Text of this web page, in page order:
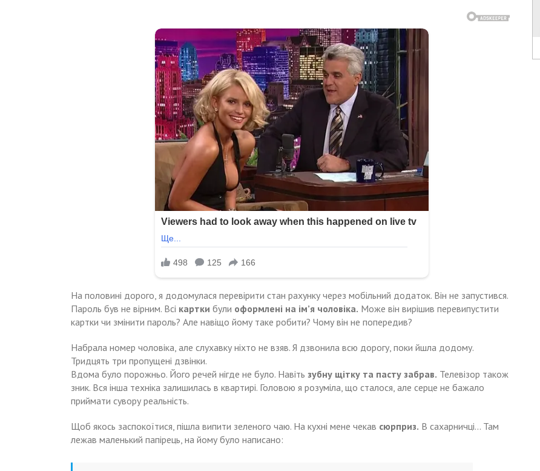
На половині дорого, я додомулася перевірити стан рахунку через мобільний додаток. Він не запустився.
Пароль був не вірним. Всі картки були оформлені на ім’я чоловіка. Може він вирішив перевипустити
картки чи змінити пароль? Але навіщо йому таке робити? Чому він не попередив?
Набрала номер чоловіка, але слухавку ніхто не взяв. Я дзвонила всю дорогу, поки йшла додому.
Тридцять три пропущені дзвінки.
Вдома було порожньо. Його речей нігде не було. Навіть зубну щітку та пасту забрав. Телевізор також
зник. Вся інша техніка залишилась в квартирі. Головою я розуміла, що сталося, але серце не бажало
приймати сувору реальність.
Щоб якось заспокоїтися, пішла випити зеленого чаю. На кухні мене чекав сюрприз. В сахарничці… Там
лежав маленький папірець, на йому було написано: